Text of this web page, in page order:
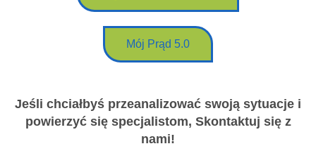
Mój Prąd 5.0
Jeśli chciałbyś przeanalizować swoją sytuacje i
powierzyć się specjalistom, Skontaktuj się z
nami!